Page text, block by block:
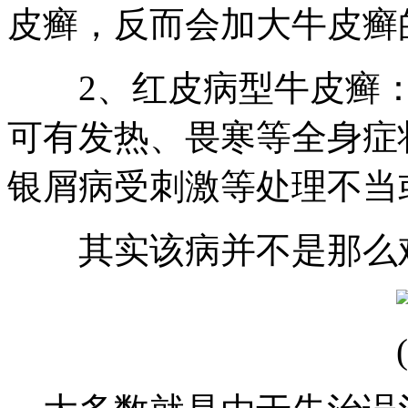
皮癣，反而会加大牛皮
2、红皮病型牛皮癣：
可有发热、畏寒等全身
银屑病受刺激等处理不
其实该病并不是那么